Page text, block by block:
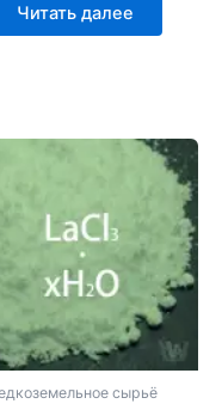
Читать далее
сырьё